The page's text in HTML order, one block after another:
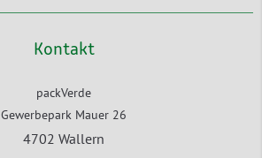
Kontakt
packVerde
Gewerbepark Mauer 26
4702 Wallern